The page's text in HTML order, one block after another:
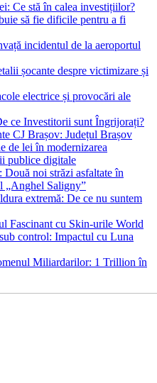
Ce stă în calea investițiilor?
să fie dificile pentru a fi
incidentul de la aeroportul
șocante despre victimizare și
electrice și provocări ale
ce Investitorii sunt Îngrijorați?
CJ Brașov: Județul Brașov
de lei în modernizarea
publice digitale
noi străzi asfaltate în
„Anghel Saligny”
extremă: De ce nu suntem
Fascinant cu Skin-urile World
control: Impactul cu Luna
Miliardarilor: 1 Trillion în